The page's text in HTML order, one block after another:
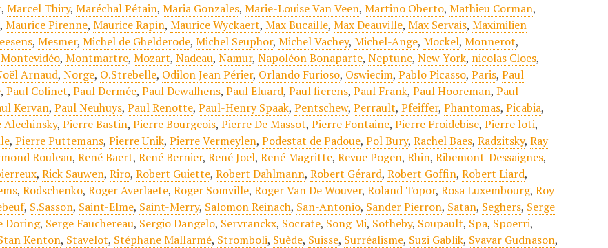
,Marcel Thiry,Maréchal Pétain,Maria Gonzales,Marie-Louise Van Veen,Martino Oberto,Mathieu Corman,
,Maurice Pirenne,Maurice Rapin,Maurice Wyckaert,Max Bucaille,Max Deauville,Max Servais,Maximilien
,Mesmer,Michel de Ghelderode,Michel Seuphor,Michel Vachey,Michel-Ange,Mockel,Monnerot,
Montevidéo,Montmartre,Mozart,Nadeau,Namur,Napoléon Bonaparte,Neptune,New York, nicolas Cloes,
Arnaud,Norge, O.Strebelle, Odilon Jean Périer, Orlando Furioso, Oswiecim,Pablo Picasso,Paris,Paul
,Paul Colinet,Paul Dermée,Paul Dewalhens,Paul Eluard,Paul fierens,Paul Frank,Paul Hooreman,Paul
Kervan,Paul Neuhuys,Paul Renotte,Paul-Henry Spaak,Pentschew,Perrault,Pfeiffer,Phantomas,Picabia,
Alechinsky,Pierre Bastin,Pierre Bourgeois,Pierre De Massot,Pierre Fontaine,Pierre Froidebise,Pierre loti,
,Pierre Puttemans,Pierre Unik,Pierre Vermeylen,Podestat de Padoue,Pol Bury,Rachel Baes,Radzitsky,Ray
Rouleau,René Baert,René Bernier,René Joel,René Magritte,Revue Pogen,Rhin,Ribemont-Dessaignes,
,Rick Sauwen,Riro,Robert Guiette,Robert Dahlmann,Robert Gérard,Robert Goffin,Robert Liard,
,Rodschenko,Roger Averlaete,Roger Somville,Roger Van De Wouver,Roland Topor,Rosa Luxembourg,Roy
, S.Sasson, Saint-Elme, Saint-Merry, Salomon Reinach, San-Antonio, Sander Pierron, Satan, Seghers, Serge
Doring, Serge Fauchereau, Sergio Dangelo, Servranckx, Socrate, Song Mi, Sotheby, Soupault, Spa, Spoerri,
Kenton, Stavelot, Stéphane Mallarmé, Stromboli, Suède, Suisse, Surréalisme, Suzi Gablik, Svavar Gudnason,